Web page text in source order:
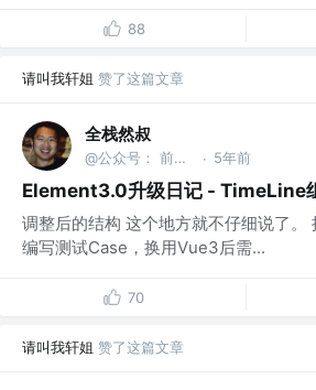
88
请叫我轩姐 赞了这篇文章
全栈然叔
@公众号： 前端大班车 · 5年前
Element3.0升级日记 - TimeLine
调整后的结构 这个地方就不仔细说了。
编写测试Case，换用Vue3后需...
70
请叫我轩姐 赞了这篇文章